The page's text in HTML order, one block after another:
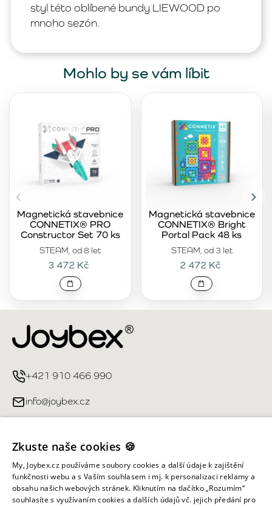
styl této oblíbené bundy LIEWOOD po
mnoho sezón.
Mohlo by se vám líbit
STEAM, od 8 let
Magnetická stavebnice
CONNETIX® PRO
Constructor Set 70 ks
3 472 Kč
STEAM, od 3 let
Magnetická stavebnice
CONNETIX® Bright
Portal Pack 48 ks
2 472 Kč
+421 910 466 990
info@joybex.cz
Můj účet
Informace obchodu
Zkuste naše cookies 🍪
My, Joybex.cz používáme soubory cookies a další údaje k zajištění
funkčnosti webu a s Vaším souhlasem i mj. k personalizaci reklamy a
obsahu našich webových stránek. Kliknutím na tlačítko „Rozumím“
souhlasíte s využívaním cookies a dalších údajů vč. jejich předání pro